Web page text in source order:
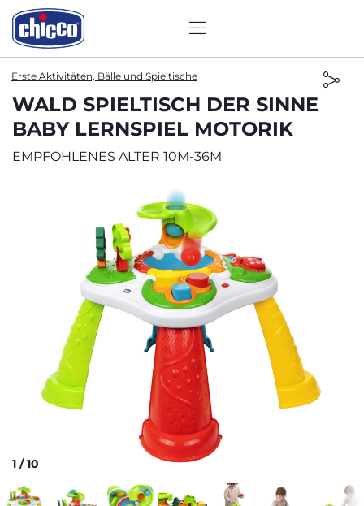
Erste Aktivitäten, Bälle und Spieltische
WALD SPIELTISCH DER SINNE
BABY LERNSPIEL MOTORIK
EMPFOHLENES ALTER 10M-36M
1 /10